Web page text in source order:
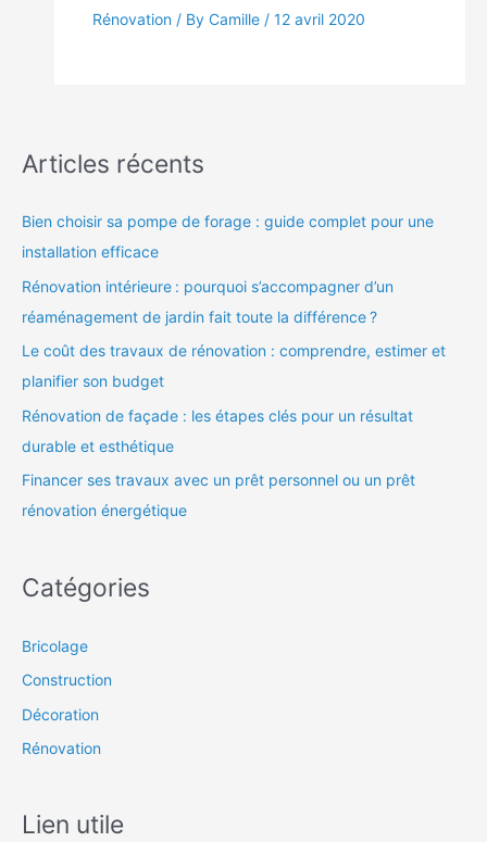
Rénovation / By Camille / 12 avril 2020
Articles récents
Bien choisir sa pompe de forage : guide complet pour une
installation efficace
Rénovation intérieure : pourquoi s’accompagner d’un
réaménagement de jardin fait toute la différence ?
Le coût des travaux de rénovation : comprendre, estimer et
planifier son budget
Rénovation de façade : les étapes clés pour un résultat
durable et esthétique
Financer ses travaux avec un prêt personnel ou un prêt
rénovation énergétique
Catégories
Bricolage
Construction
Décoration
Rénovation
Lien utile